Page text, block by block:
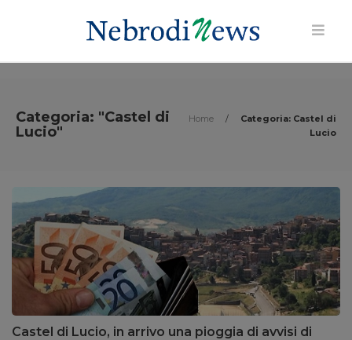
Categoria: "Castel di
Lucio"
Home /
Categoria: Castel di
Lucio
Castel di Lucio, in arrivo una pioggia di avvisi di